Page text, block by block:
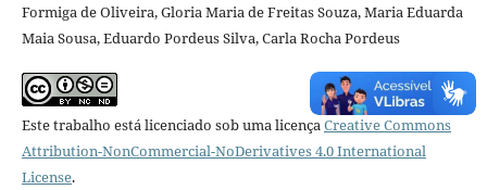
Formiga de Oliveira, Gloria Maria de Freitas Souza, Maria Eduarda
Maia Sousa, Eduardo Pordeus Silva, Carla Rocha Pordeus
Este trabalho está licenciado sob uma licençaCreative Commons
Attribution-NonCommercial-NoDerivatives 4.0 International
License.